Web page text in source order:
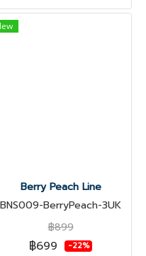
Berry Peach Line
BNS009-BerryPeach-3UK
฿899
฿699 -22%